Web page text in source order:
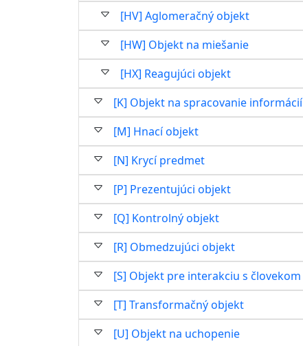
[HV] Aglomeračný objekt
[HW] Objekt na miešanie
[HX] Reagujúci objekt
[K] Objekt na spracovanie informácií
[M] Hnací objekt
[N] Krycí predmet
[P] Prezentujúci objekt
[Q] Kontrolný objekt
[R] Obmedzujúci objekt
[S] Objekt pre interakciu s človekom
[T] Transformačný objekt
[U] Objekt na uchopenie